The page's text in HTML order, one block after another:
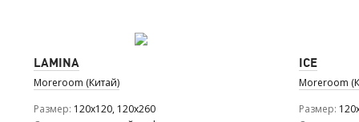
LAMINA
Moreroom (Китай)
Размер 120x120, 120x260
ICE
Moreroom
Размер